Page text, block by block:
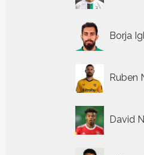
Borja
Ruben
David